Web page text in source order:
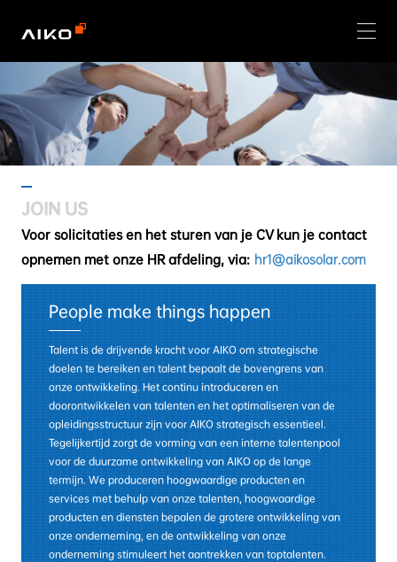
JOIN US
Voor solicitaties en het sturen van je CV kun je contact
opnemen met onze HR afdeling, via: hr1@aikosolar.com
People make things happen
Talent is de drijvende kracht voor AIKO om strategische
doelen te bereiken en talent bepaalt de bovengrens van
onze ontwikkeling. Het continu introduceren en
doorontwikkelen van talenten en het optimaliseren van de
opleidingsstructuur zijn voor AIKO strategisch essentieel.
Tegelijkertijd zorgt de vorming van een interne talentenpool
voor de duurzame ontwikkeling van AIKO op de lange
termijn. We produceren hoogwaardige producten en
services met behulp van onze talenten, hoogwaardige
producten en diensten bepalen de grotere ontwikkeling van
onze onderneming, en de ontwikkeling van onze
onderneming stimuleert het aantrekken van toptalenten.